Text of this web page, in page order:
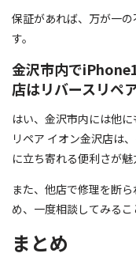
保証があれば、万が一
す。
金沢市内で
店はリバースリペ
はい、金沢市内には他
リペア イオン金沢店は
に立ち寄れる便利さが魅
また、他店で修理を断
め、一度相談してみるこ
まとめ